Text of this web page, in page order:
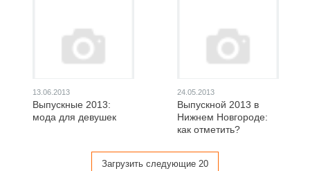
13.06.2013
Выпускные 2013:
мода для девушек
24.05.2013
Выпускной 2013 в
Нижнем Новгороде:
как отметить?
Загрузить следующие 20